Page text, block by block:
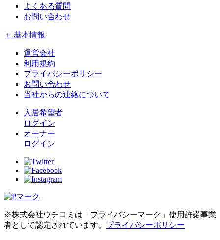
よくある質問
お問い合わせ
＋ 基本情報
運営会社
利用規約
プライバシーポリシー
お問い合わせ
当社からの連絡について
入居希望者
ログイン
オーナー
ログイン
※株式会社ウチコミは「プライバシーマーク」使用許諾事業
者として認定されています。 プライバシーポリシー